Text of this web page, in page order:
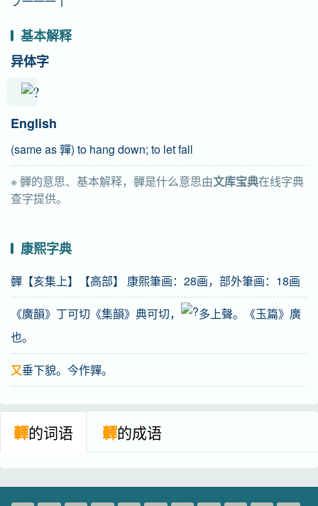
基本解释
异体字
English
(same as 嚲) to hang down; to let fall
※ 䯬的意思、基本解释，䯬是什么意思由文库宝典在线字典
查字提供。
康熙字典
䯬【亥集上】【高部】 康熙筆画：28画，部外筆画：18画
《廣韻》丁可切《集韻》典可切，
多上聲。《玉篇》廣
也。
又垂下貌。今作嚲。
䯬的词语 䯬的成语